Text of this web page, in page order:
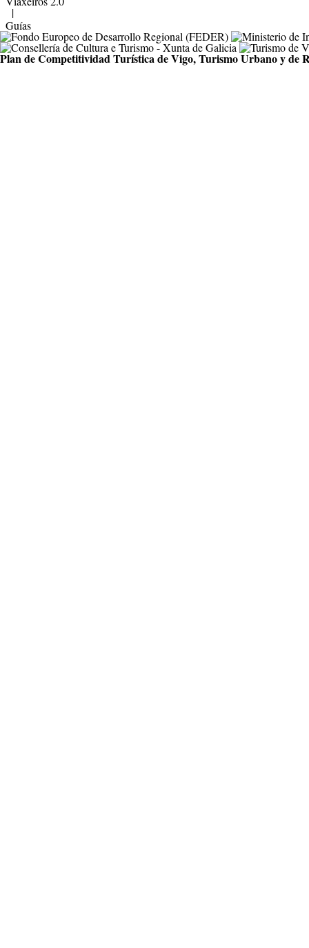
|
Guías
Plan de Competitividad Turística de Vigo, Turismo Urbano y de